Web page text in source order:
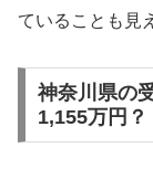
ていることも見
神奈川県の
1,155万円？